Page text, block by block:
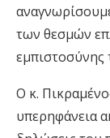
των θεσμών
εμπιστοσύνης
Ο κ.
υπερηφάνεια